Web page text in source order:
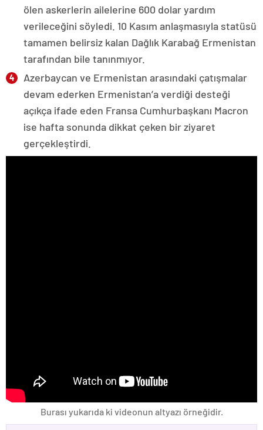
ölen askerlerin ailelerine 600 dolar yardım
verileceğini söyledi. 10 Kasım anlaşmasıyla statüsü
tamamen belirsiz kalan Dağlık Karabağ Ermenistan
tarafından bile tanınmıyor.
Azerbaycan ve Ermenistan arasındaki çatışmalar
devam ederken Ermenistan’a verdiği desteği
açıkça ifade eden Fransa Cumhurbaşkanı Macron
ise hafta sonunda dikkat çeken bir ziyaret
gerçekleştirdi.
Burası yukarıda ki videonun altyazı örneğidir.